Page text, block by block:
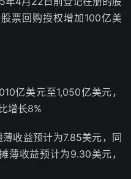
票回购授权增加100亿美
亿美元至1,050亿美元，
增长8%
收益预计为7.85美元，同
薄收益预计为9.30美元，